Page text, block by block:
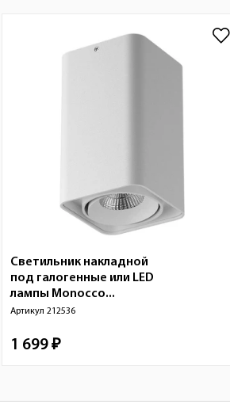
Светильник накладной
под галогенные или LED
лампы Monocco...
Артикул 212536
1 699 ₽